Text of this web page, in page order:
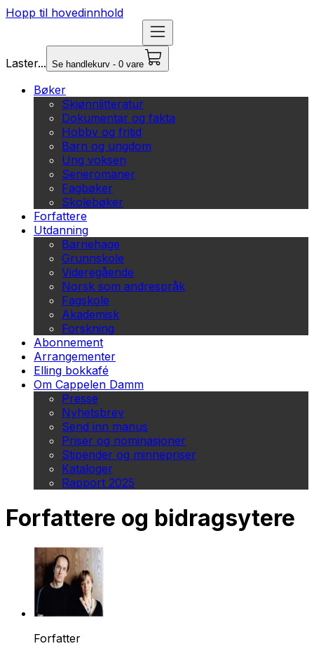
Hopp til hovedinnhold
Laster... Se handlekurv - 0 vare
Bøker
Skjønnlitteratur
Dokumentar og fakta
Hobby og fritid
Barn og ungdom
Ung voksen
Serieromaner
Fagbøker
Skolebøker
Forfattere
Utdanning
Barnehage
Grunnskole
Videregående
Norsk som andrespråk
Fagskole
Akademisk
Forskning
Abonnement
Arrangementer
Elling bokkafé
Om Cappelen Damm
Presse
Nyhetsbrev
Send inn manus
Priser og nominasjoner
Stipender og minnepriser
Kataloger
Rapport 2025
Forfattere og bidragsytere
Forfatter